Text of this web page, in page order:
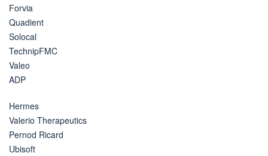
Forvia
Quadient
Solocal
TechnipFMC
Valeo
ADP
Hermes
Valerio Therapeutics
Pernod Ricard
Ubisoft